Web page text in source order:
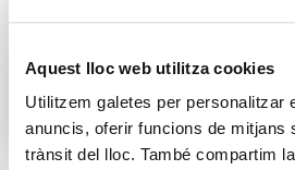
Aquest lloc web utilitza cookies
Utilitzem galetes per personalitzar
anuncis, oferir funcions de mitjans
trànsit del lloc. També compartim
Anàlisi i seguiment
Mesurem resultats i ajustem